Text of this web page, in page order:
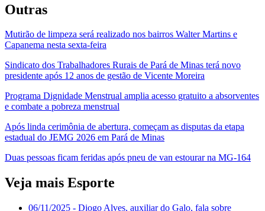
Outras
Mutirão de limpeza será realizado nos bairros Walter Martins e
Capanema nesta sexta-feira
Sindicato dos Trabalhadores Rurais de Pará de Minas terá novo
presidente após 12 anos de gestão de Vicente Moreira
Programa Dignidade Menstrual amplia acesso gratuito a absorventes
e combate a pobreza menstrual
Após linda cerimônia de abertura, começam as disputas da etapa
estadual do JEMG 2026 em Pará de Minas
Duas pessoas ficam feridas após pneu de van estourar na MG-164
Veja mais Esporte
06/11/2025 - Diogo Alves, auxiliar do Galo, fala sobre